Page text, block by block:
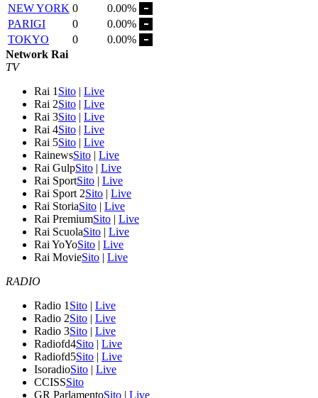
NEW YORK 0
0.00%
PARIGI
0
0.00%
TOKYO
0
0.00%
Network Rai
TV
Rai 1 Sito | Live
Rai 2Sito | Live
Rai 3Sito | Live
Rai 4Sito | Live
Rai 5Sito | Live
RainewsSito | Live
Rai GulpSito | Live
Rai SportSito | Live
Rai Sport 2Sito | Live
Rai StoriaSito | Live
Rai PremiumSito | Live
Rai ScuolaSito | Live
Rai YoYoSito | Live
Rai MovieSito | Live
RADIO
Radio 1 Sito | Live
Radio 2Sito | Live
Radio 3Sito | Live
Radiofd4Sito | Live
Radiofd5Sito | Live
IsoradioSito | Live
CCISSSito
GR ParlamentoSito | Live